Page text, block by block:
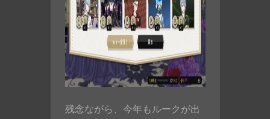
残念ながら、今年もルークが出